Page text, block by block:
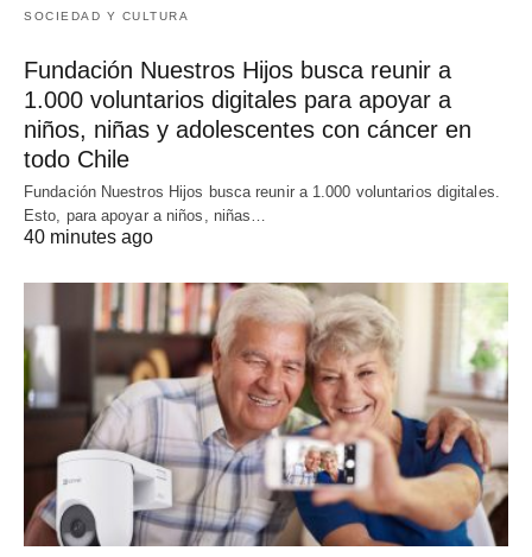
SOCIEDAD Y CULTURA
Fundación Nuestros Hijos busca reunir a
1.000 voluntarios digitales para apoyar a
niños, niñas y adolescentes con cáncer en
todo Chile
Fundación Nuestros Hijos busca reunir a 1.000 voluntarios digitales.
Esto, para apoyar a niños, niñas…
40 minutes ago